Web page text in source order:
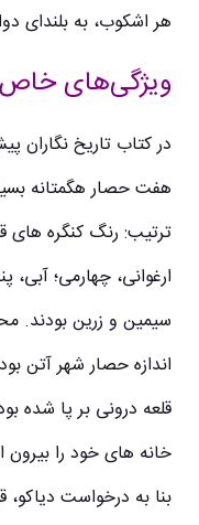
هر اشکوب، به بلندای
ویژگی‌های خاص
در کتاب تاریخ نگاران
هفت حصار هگمتانه
ترتیب: رنگ کنگره‌ های
ارغوانی، چهارمی؛ آبی،
سیمین و زرین بودند.
اندازه حصار شهر آتن
قلعه درونی بر پا شده
خانه‌ های خود را بیرون
بنا به درخواست